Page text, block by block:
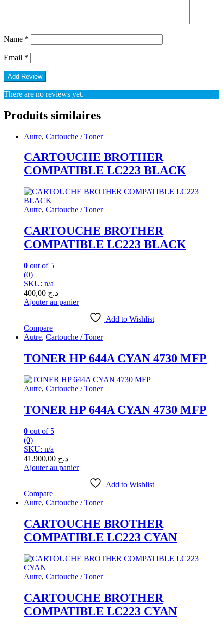
Name *
Email *
There are no reviews yet.
Produits similaires
Autre, Cartouche / Toner
CARTOUCHE BROTHER
COMPATIBLE LC223 BLACK
Autre, Cartouche / Toner
CARTOUCHE BROTHER
COMPATIBLE LC223 BLACK
0 out of 5
(0)
SKU: n/a
د.ج
Ajouter au panier
Add to Wishlist
Compare
Autre, Cartouche / Toner
TONER HP 644A CYAN 4730 MFP
Autre, Cartouche / Toner
TONER HP 644A CYAN 4730 MFP
0 out of 5
(0)
SKU: n/a
د.ج
Ajouter au panier
Add to Wishlist
Compare
Autre, Cartouche / Toner
CARTOUCHE BROTHER
COMPATIBLE LC223 CYAN
Autre, Cartouche / Toner
CARTOUCHE BROTHER
COMPATIBLE LC223 CYAN